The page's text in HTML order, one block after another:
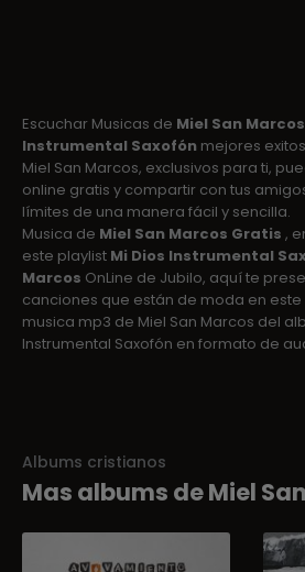
Escuchar Musicas de Miel San Marcos
Instrumental Saxofón mejores
Miel San Marcos, exclusivos para ti,
online gratis y compartir con tus
límites de una manera fácil y sencilla.
Musica de Miel San Marcos Gratis ,
este playlist Mi Dios Instrumental
Marcos OnLine de Jubilo, aquí te
canciones que están de moda en
musica mp3 de Miel San Marcos del
Instrumental Saxofón en formato de
Albums cristianos
Mas albums de Miel